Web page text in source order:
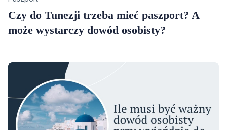
Czy do Tunezji trzeba mieć paszport? A
może wystarczy dowód osobisty?